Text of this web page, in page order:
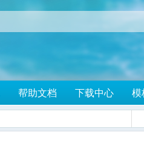
帮助文档 下载中心 模